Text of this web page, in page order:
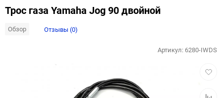
Трос газа Yamaha Jog 90 двойной
Обзор Отзывы (0)
Артикул: 6280-IWDS